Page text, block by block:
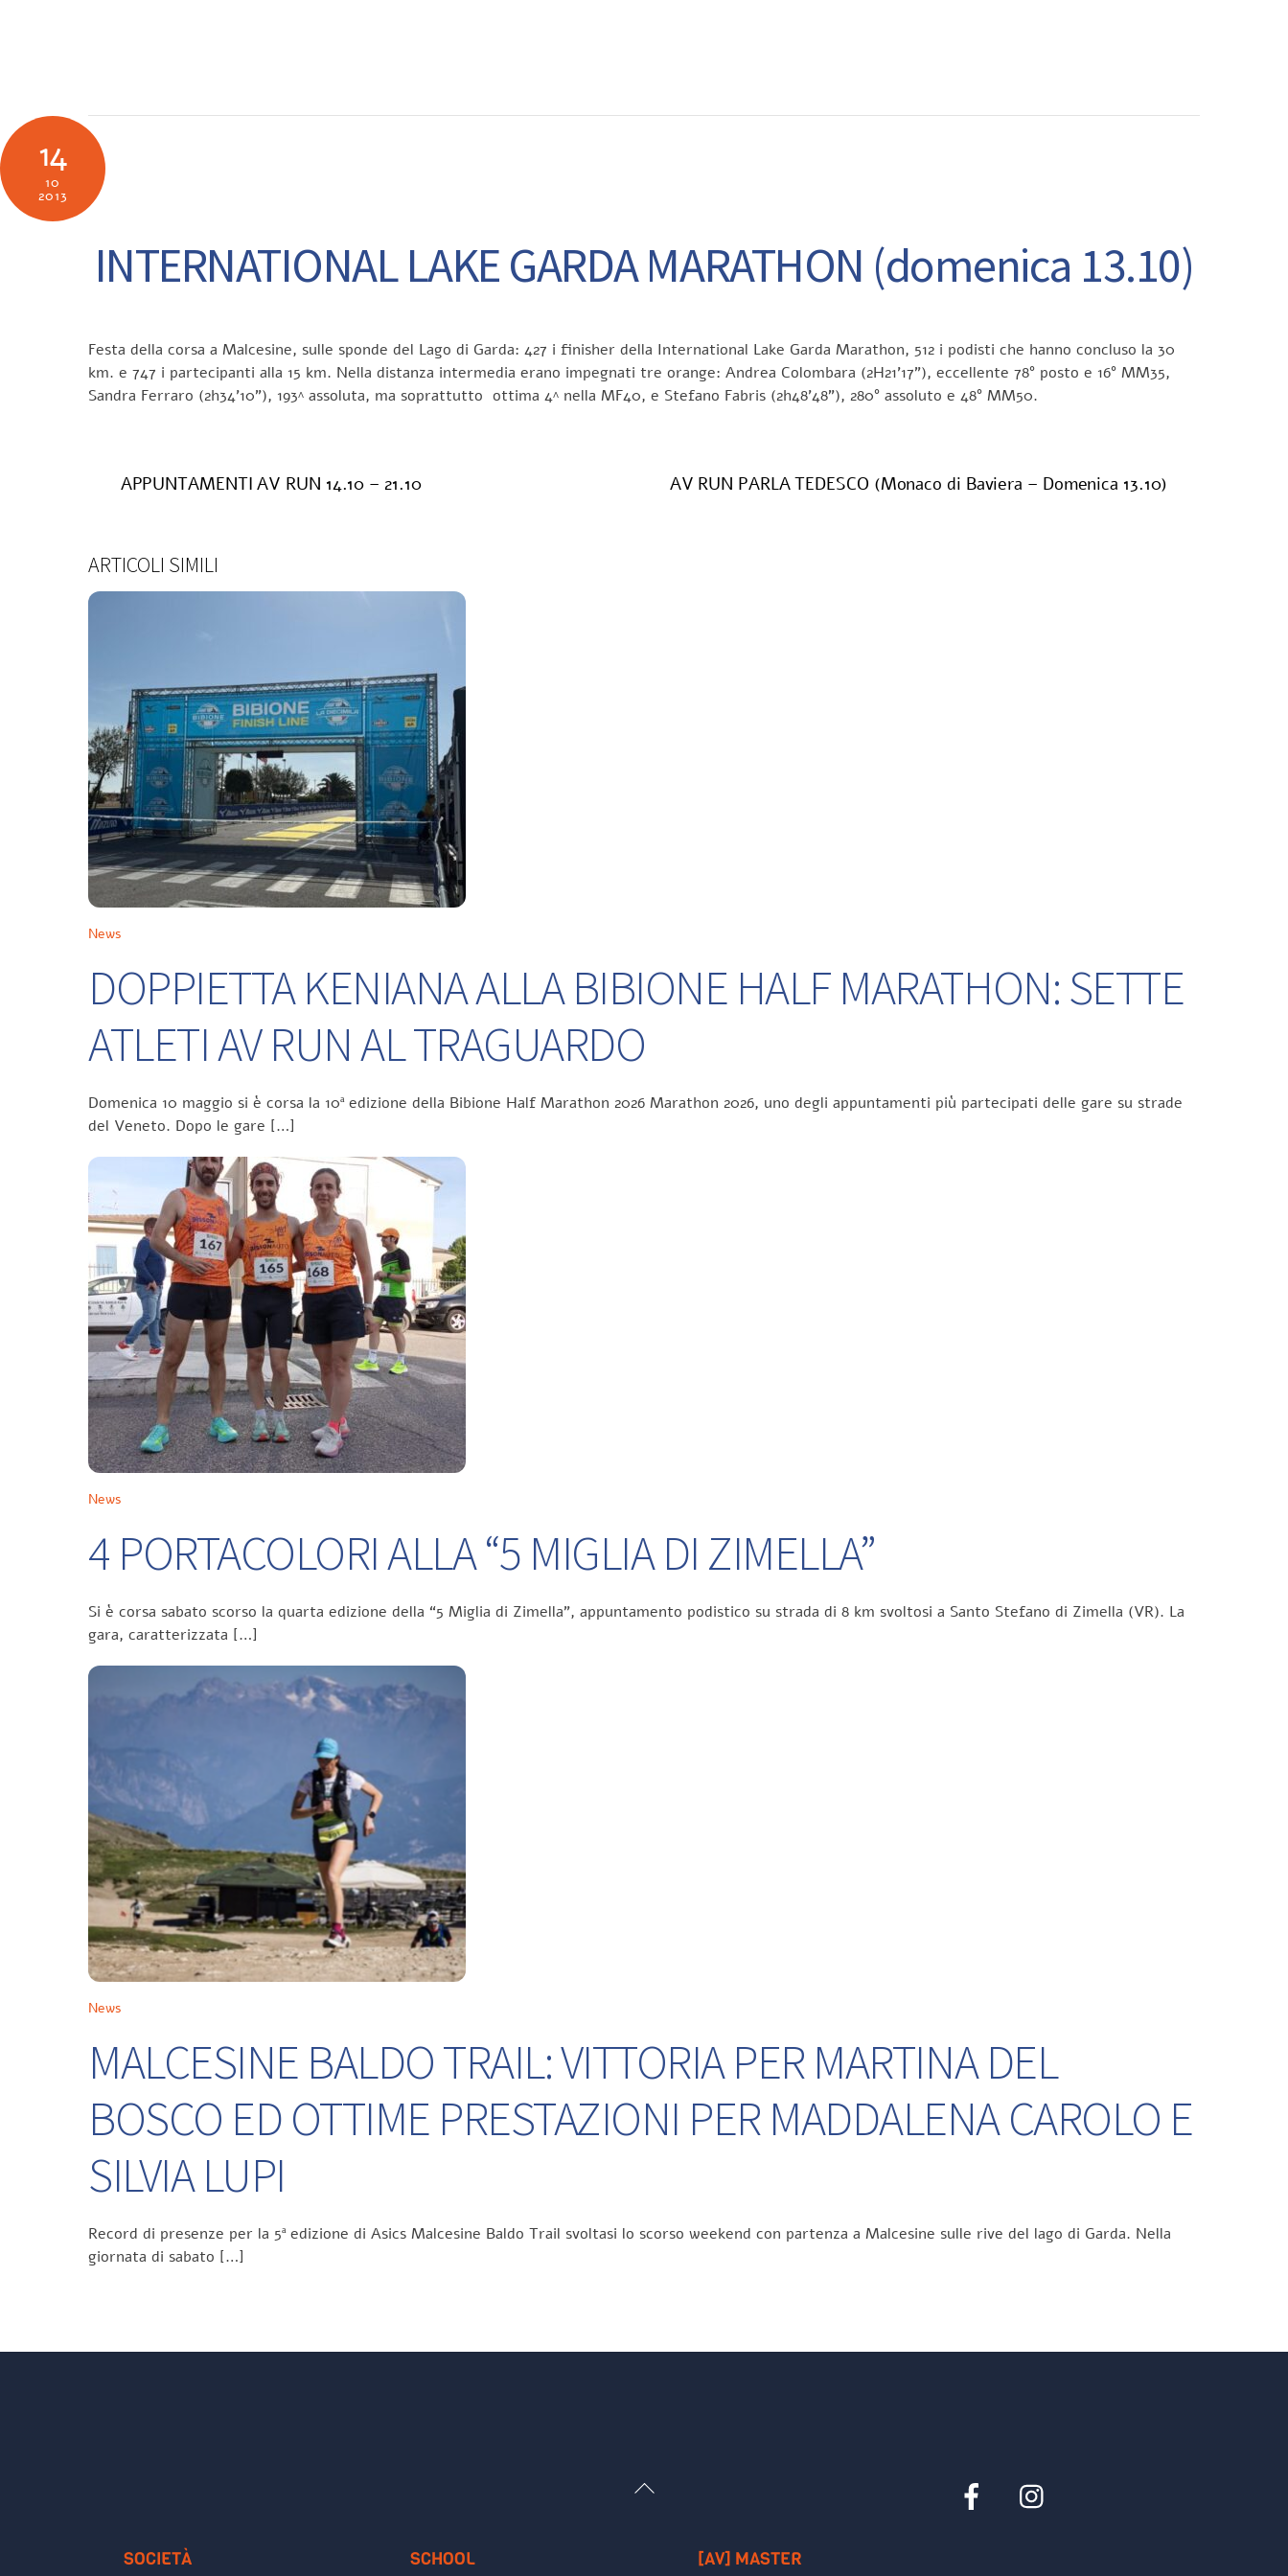
14
10
2013
INTERNATIONAL LAKE GARDA MARATHON (domenica 13.10)
Festa della corsa a Malcesine, sulle sponde del Lago di Garda: 427 i finisher della International Lake Garda Marathon, 512 i podisti che hanno concluso la 30
km. e 747 i partecipanti alla 15 km. Nella distanza intermedia erano impegnati tre orange: Andrea Colombara (2H21’17”), eccellente 78° posto e 16° MM35,
Sandra Ferraro (2h34’10”), 193^ assoluta, ma soprattutto ottima 4^ nella MF40, e Stefano Fabris (2h48’48”), 280° assoluto e 48° MM50.
APPUNTAMENTI AV RUN 14.10 – 21.10 AV RUN PARLA TEDESCO (Monaco di Baviera – Domenica 13.10)
ARTICOLI SIMILI
News
DOPPIETTA KENIANA ALLA BIBIONE HALF MARATHON: SETTE
ATLETI AV RUN AL TRAGUARDO
Domenica 10 maggio si è corsa la 10ª edizione della Bibione Half Marathon 2026 Marathon 2026, uno degli appuntamenti più partecipati delle gare su strade
del Veneto. Dopo le gare […]
News
4 PORTACOLORI ALLA “5 MIGLIA DI ZIMELLA”
Si è corsa sabato scorso la quarta edizione della “5 Miglia di Zimella”, appuntamento podistico su strada di 8 km svoltosi a Santo Stefano di Zimella (VR). La
gara, caratterizzata […]
News
MALCESINE BALDO TRAIL: VITTORIA PER MARTINA DEL
BOSCO ED OTTIME PRESTAZIONI PER MADDALENA CAROLO E
SILVIA LUPI
Record di presenze per la 5ª edizione di Asics Malcesine Baldo Trail svoltasi lo scorso weekend con partenza a Malcesine sulle rive del lago di Garda. Nella
giornata di sabato […]
Back
Facebook
SOCIETÀ SCHOOL [AV] MASTER